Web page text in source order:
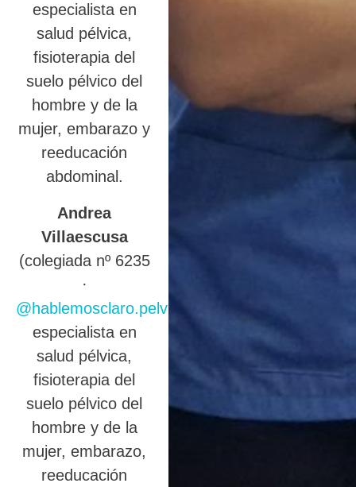
especialista en
salud pélvica,
fisioterapia del
suelo pélvico del
hombre y de la
mujer, embarazo y
reeducación
abdominal.
Andrea
Villaescusa
(colegiada nº 6235
·
@hablemosclaro.pelvic
),
especialista en
salud pélvica,
fisioterapia del
suelo pélvico del
hombre y de la
mujer, embarazo,
reeducación